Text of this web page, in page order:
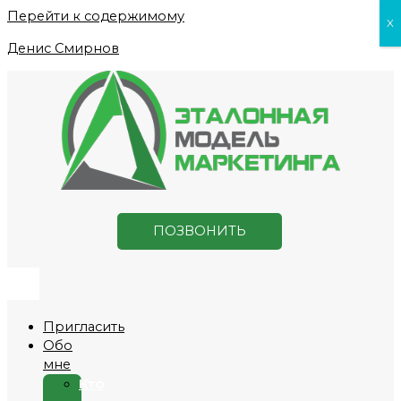
Перейти к содержимому
Денис Смирнов
ПОЗВОНИТЬ
Пригласить
Обо
мне
Кто
X